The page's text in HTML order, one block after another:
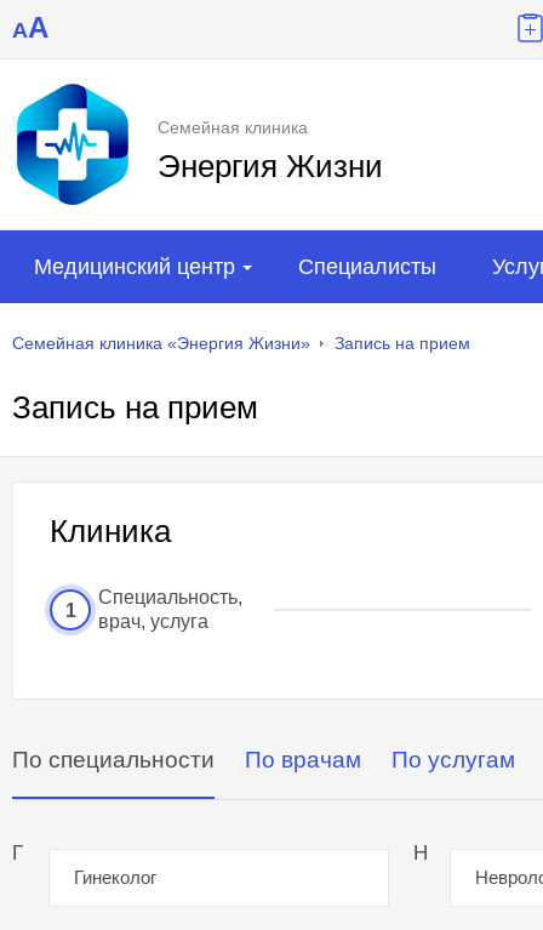
AA
Семейная клиника
Энергия Жизни
Медицинский центр Специалисты
Семейная клиника «Энергия Жизни» Запись на прием
Запись на прием
Клиника
1
Специальность,
врач, услуга
По специальности По врачам По услугам
Г
Гинеколог
Н